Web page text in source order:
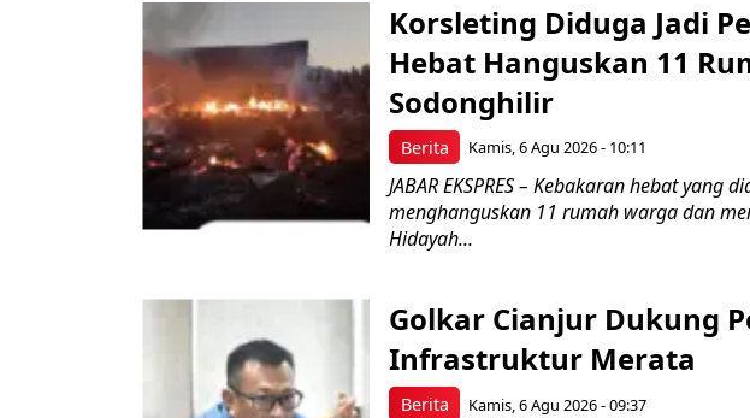
Berita
Korsleting Diduga Jadi
Hebat Hanguskan 11
Sodonghilir
Kamis, 6 Agu 2026 - 10:11
JABAR EKSPRES – Kebakaran hebat
menghanguskan 11 rumah warga dan
Hidayah...
Berita
Golkar Cianjur Dukung
Infrastruktur Merata
Kamis, 6 Agu 2026 - 09:37